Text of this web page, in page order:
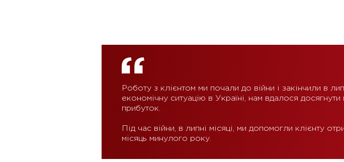
Роботу з клієнтом ми почали до війни і закінчили в
економічну ситуацію в Україні, нам вдалося
прибуток.
Під час війни, в липні місяці, ми допомогли клієнту
місяць минулого року.